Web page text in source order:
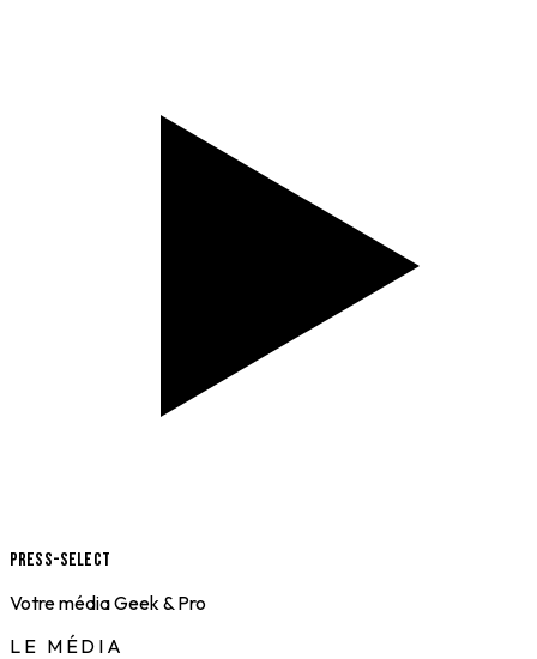
Press-Select
Votre média Geek & Pro
LE MÉDIA